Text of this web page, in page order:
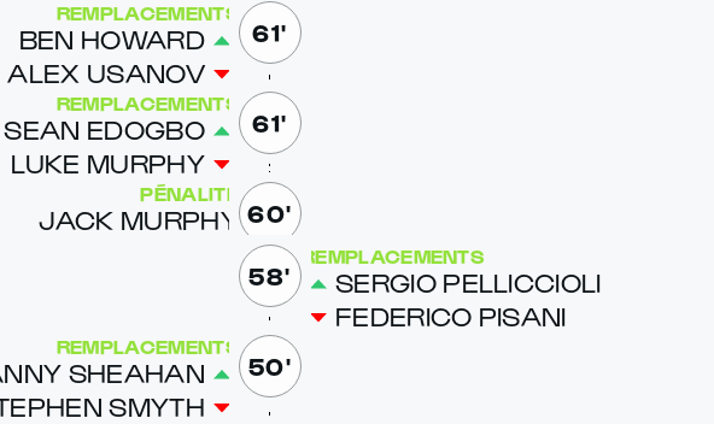
61'
REMPLACEMENTS
BEN HOWARD
ALEX US­ANOV
61'
REMPLACEMENTS
SEAN EDOG­BO
LUKE MUR­PHY
60'
PÉNALITÉ
JACK MUR­PHY
58'
REMPLACEMENTS
SER­GIO PEL­LIC­CI­OLI
FED­ERI­CO PISANI
50'
REMPLACEMENTS
SHEA­HAN
SMYTH